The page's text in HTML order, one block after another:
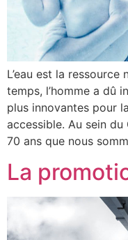
L’eau est la
temps, l’homme a dû
plus innovantes pour
accessible. Au sein
70 ans que nous
La